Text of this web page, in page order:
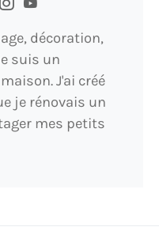
décoration,
suis un
J'ai créé
je rénovais un
mes petits